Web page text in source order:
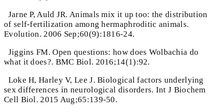
Jarne P, Auld JR. Animals mix it up too: the distribution
of self-fertilization among hermaphroditic animals.
Evolution. 2006 Sep;60(9):1816-24.
Jiggins FM. Open questions: how does Wolbachia do
what it does?. BMC Biol. 2016;14(1):92.
Loke H, Harley V, Lee J. Biological factors underlying
sex differences in neurological disorders. Int J Biochem
Cell Biol. 2015 Aug;65:139-50.